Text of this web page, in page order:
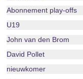
Abonnement play-offs
U19
John van den Brom
David Pollet
nieuwkomer